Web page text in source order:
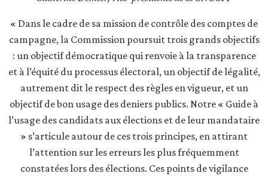
« Dans le cadre de sa mission de contrôle des comptes de
campagne, la Commission poursuit trois grands objectifs
: un objectif démocratique qui renvoie à la transparence
et à l’équité du processus électoral, un objectif de légalité,
autrement dit le respect des règles en vigueur, et un
objectif de bon usage des deniers publics. Notre « Guide à
l’usage des candidats aux élections et de leur mandataire
» s’articule autour de ces trois principes, en attirant
l’attention sur les erreurs les plus fréquemment
constatées lors des élections. Ces points de vigilance